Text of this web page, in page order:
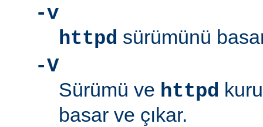
-v
httpd sürümünü
-V
Sürümü ve httpd
basar ve çıkar.